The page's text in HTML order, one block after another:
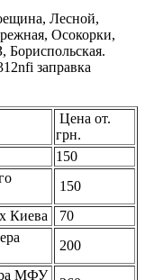
Лесной,
Осокорки,
Бориспольская.
заправка
Цена от.
грн.
150
150
Киева
70
200
МФУ